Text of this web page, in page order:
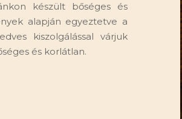
készült bőséges és
alapján egyeztetve a
kiszolgálással várjuk
és korlátlan.